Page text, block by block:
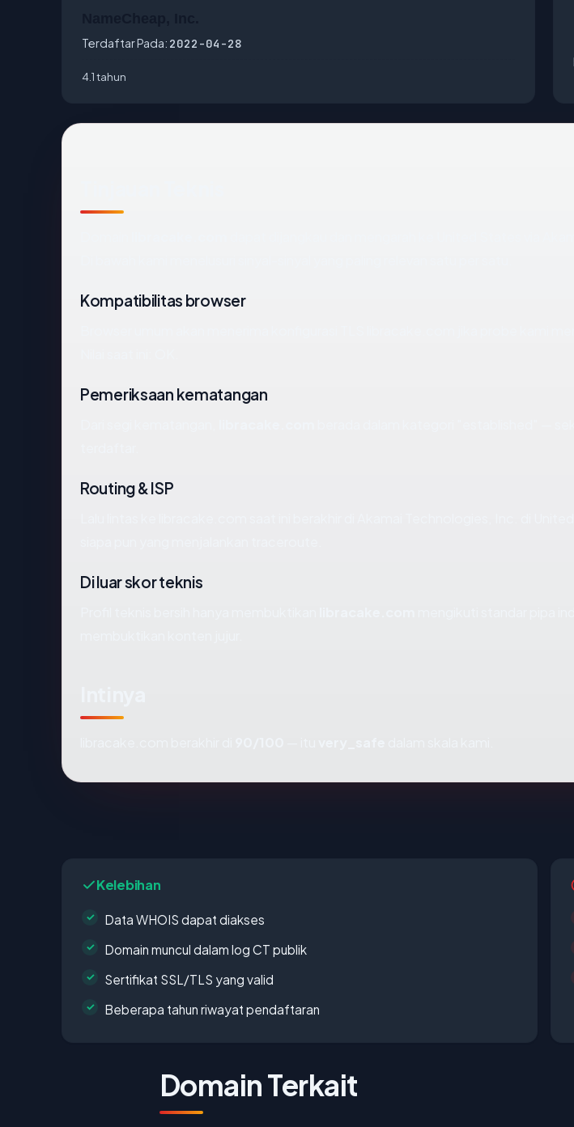
Terdaftar Pada: 2022-04-28
4.1 tahun
Kompatibilitas browser
Pemeriksaan kematangan
Routing & ISP
Di luar skor teknis
Kelebihan
Data WHOIS dapat diakses
Domain muncul dalam log CT publik
Sertifikat SSL/TLS yang valid
Beberapa tahun riwayat pendaftaran
Domain Terkait